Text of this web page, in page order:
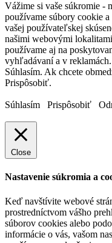
Vážime si vaše súkromie
používame súbory cookie
vašej používateľskej
našimi webovými
používame aj na
vyhľadávaní a v
Súhlasím. Ak chcete
Prispôsobiť.
Súhlasím Prispôsobiť
Close
Nastavenie súkromia a
Keď navštívite webové
prostredníctvom vášho
súborov cookies alebo
informácie o vás, vašom